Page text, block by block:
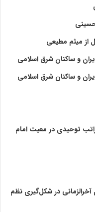
حسینی
از میثم مطیعی
و ساکنان شرق اسلامی
و ساکنان شرق اسلامی
توحیدی در معیت امام
در شکل‌گیری نظم